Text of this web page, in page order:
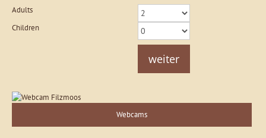
Adults
Children
weiter
Webcams